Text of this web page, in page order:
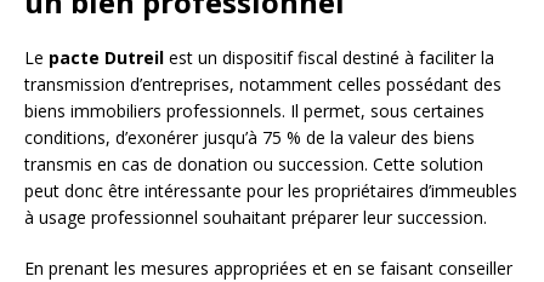
Le pacte Dutreil est un dispositif fiscal destiné à faciliter la
transmission d’entreprises, notamment celles possédant des
biens immobiliers professionnels. Il permet, sous certaines
conditions, d’exonérer jusqu’à 75 % de la valeur des biens
transmis en cas de donation ou succession. Cette solution
peut donc être intéressante pour les propriétaires d’immeubles
à usage professionnel souhaitant préparer leur succession.
En prenant les mesures appropriées et en se faisant conseiller